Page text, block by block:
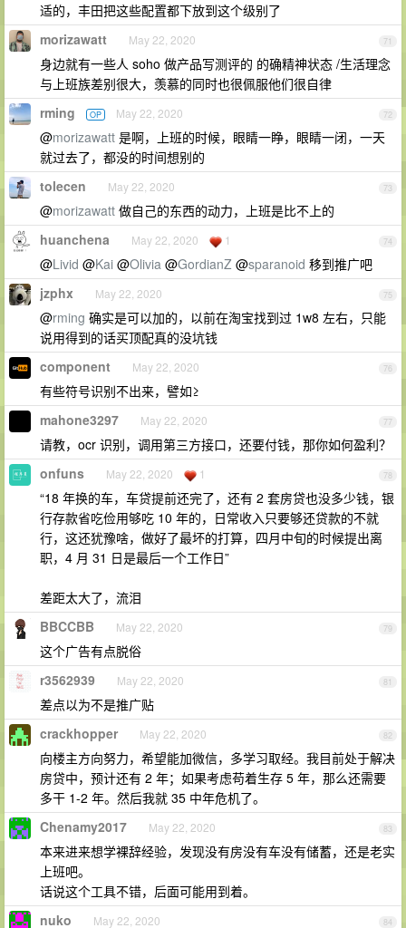
适的，丰田把这些配置都下放到这个级别了
71
morizawatt May 22, 2020
身边就有一些人 soho 做产品写测评的 的确精神状态 /生活理念
与上班族差别很大，羡慕的同时也很佩服他们很自律
72
rming OP May 22, 2020
@morizawatt 是啊，上班的时候，眼睛一睁，眼睛一闭，一天
就过去了，都没的时间想别的
73
tolecen May 22, 2020
@morizawatt 做自己的东西的动力，上班是比不上的
74
huanchena May 22, 2020 1
@Livid @Kai @Olivia @GordianZ @sparanoid 移到推广吧
75
jzphx May 22, 2020
@rming 确实是可以加的，以前在淘宝找到过 1w8 左右，只能
说用得到的话买顶配真的没坑钱
76
component May 22, 2020
有些符号识别不出来，譬如≥
77
mahone3297 May 22, 2020
请教，ocr 识别，调用第三方接口，还要付钱，那你如何盈利？
78
onfuns May 22, 2020 1
“18 年换的车，车贷提前还完了，还有 2 套房贷也没多少钱，银
行存款省吃俭用够吃 10 年的，日常收入只要够还贷款的不就
行，这还犹豫啥，做好了最坏的打算，四月中旬的时候提出离
职，4 月 31 日是最后一个工作日”
差距太大了，流泪
79
BBCCBB May 22, 2020
这个广告有点脱俗
81
r3562939 May 22, 2020
差点以为不是推广贴
82
crackhopper May 22, 2020
向楼主方向努力，希望能加微信，多学习取经。我目前处于解决
房贷中，预计还有 2 年；如果考虑苟着生存 5 年，那么还需要
多干 1-2 年。然后我就 35 中年危机了。
83
Chenamy2017 May 22, 2020
本来进来想学裸辞经验，发现没有房没有车没有储蓄，还是老实
上班吧。
话说这个工具不错，后面可能用到着。
84
nuko May 22, 2020